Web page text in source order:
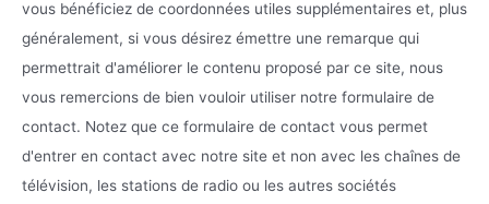
vous bénéficiez de coordonnées utiles supplémentaires et, plus
généralement, si vous désirez émettre une remarque qui
permettrait d'améliorer le contenu proposé par ce site, nous
vous remercions de bien vouloir utiliser notre formulaire de
contact. Notez que ce formulaire de contact vous permet
d'entrer en contact avec notre site et non avec les chaînes de
télévision, les stations de radio ou les autres sociétés